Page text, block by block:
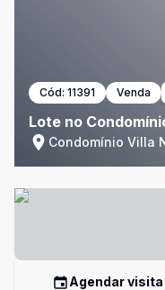
Cód: 11391 Venda
Lote no
Condomínio Villa
Agendar visita